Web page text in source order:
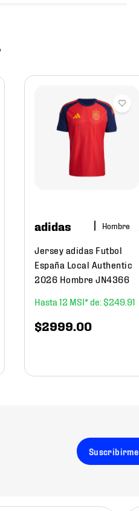
adidas Hombre
Jersey adidas Futbol
España Local Authentic
2026 Hombre JN4366
12
$249 91
$2999.00
Suscribirme